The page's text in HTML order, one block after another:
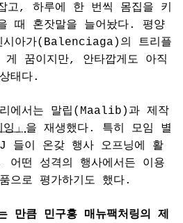
고, 하루에 한 번씩 몸집을 키
때 혼잣말을 늘어놨다. 평양
시아가(Balenciaga)의 트리플
꿈이지만, 안타깝게도 아직
태다.
에서는 말립(Maalib)과 제작
」을 재생했다. 특히 모임 별
들이 온갖 행사 오프닝에 활
어떤 성격의 행사에서든 이용
으로 평가하기도 했다.
만큼 민구홍 매뉴팩처링의 제